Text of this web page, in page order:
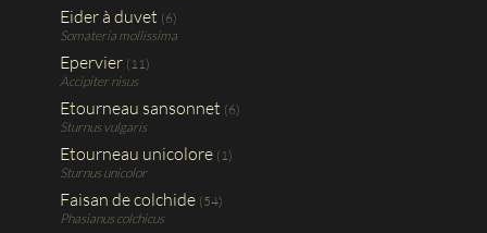
Eider à duvet (6)
Somateria mollissima
Epervier (11)
Accipiter nisus
Etourneau sansonnet (6)
Sturnus vulgaris
Etourneau unicolore (1)
Sturnus unicolor
Faisan de colchide (54)
Phasianus colchicus